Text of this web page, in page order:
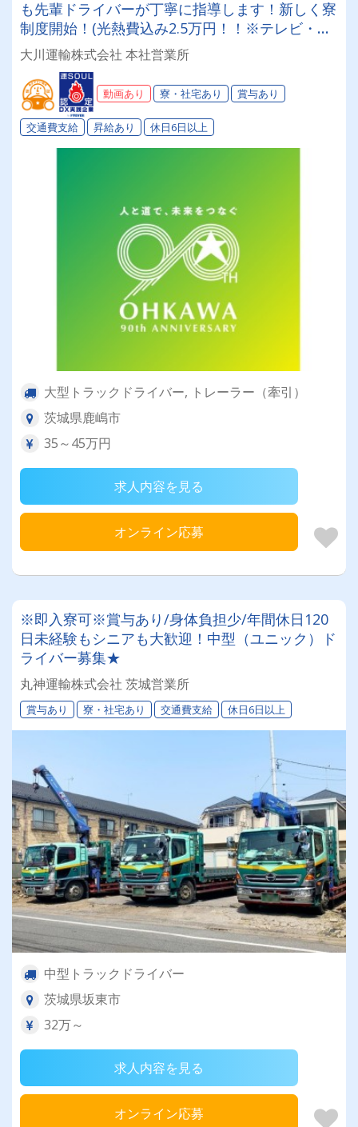
も先輩ドライバーが丁寧に指導します！新しく寮
制度開始！(光熱費込み2.5万円！！※テレビ・冷
蔵庫・電子レンジは当社が用意します。) 創業90
年の安定企業でメリハリをつけて働く✨性別問わ
ず未経験も大歓迎◎「Gマーク」「働きやすい職
場認証制度」取得済み★入社祝い金や表彰制度な
ど福利厚生も充実♪♪
大川運輸株式会社 本社営業所
動画あり 寮・社宅あり 賞与あり
交通費支給 昇給あり 休日6日以上
大型トラックドライバー, トレーラー（牽引）
茨城県鹿嶋市
35～45万円
求人内容を見る
オンライン応募
※即入寮可※賞与あり/身体負担少/年間休日120
日未経験もシニアも大歓迎！中型（ユニック）ド
ライバー募集★
丸神運輸株式会社 茨城営業所
賞与あり 寮・社宅あり 交通費支給 休日6日以上
中型トラックドライバー
茨城県坂東市
32万～
求人内容を見る
オンライン応募